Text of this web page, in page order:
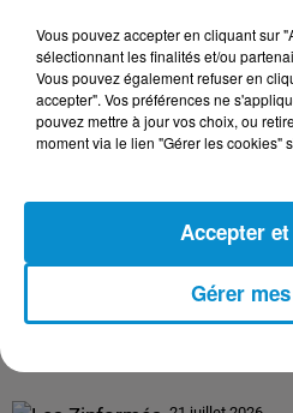
23 juillet 2026
Les
Vous pouvez accepter en cliquant sur
sélectionnant les finalités et/ou
Vous pouvez également refuser en
accepter". Vos préférences ne
pouvez mettre à jour vos choix, ou
moment via le lien "Gérer les cookies"
Gérer
Accepter